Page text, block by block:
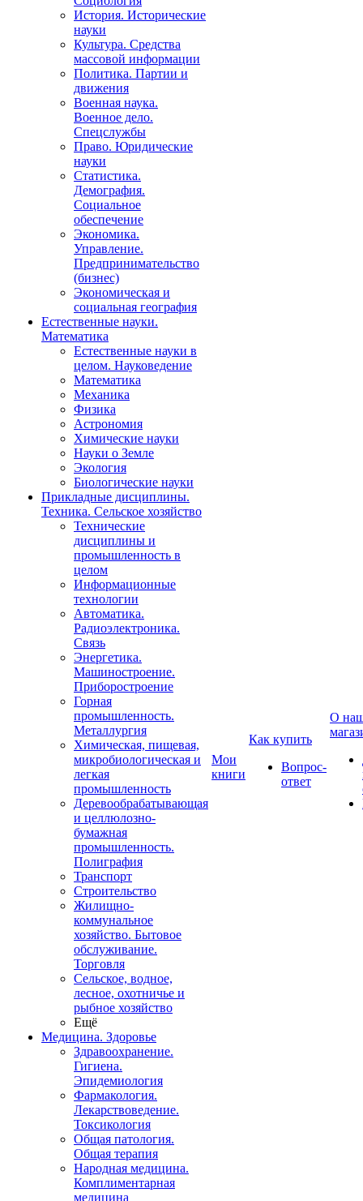
История. Исторические
науки
Культура. Средства
массовой информации
Политика. Партии и
движения
Военная наука.
Военное дело.
Спецслужбы
Право. Юридические
науки
Статистика.
Демография.
Социальное
обеспечение
Экономика.
Управление.
Предпринимательство
(бизнес)
Экономическая и
социальная география
Естественные науки.
Математика
Естественные науки в
целом. Науковедение
Математика
Механика
Физика
Астрономия
Химические науки
Науки о Земле
Экология
Биологические науки
Прикладные дисциплины.
Техника. Сельское хозяйство
Технические
дисциплины и
промышленность в
целом
Информационные
технологии
Автоматика.
Радиоэлектроника.
Связь
Энергетика.
Машиностроение.
Приборостроение
Горная
промышленность.
Металлургия
Химическая, пищевая,
микробиологическая и
легкая
промышленность
Деревообрабатывающая
и целлюлозно-
бумажная
промышленность.
Полиграфия
Транспорт
Строительство
Жилищно-
коммунальное
хозяйство. Бытовое
обслуживание.
Торговля
Сельское, водное,
лесное, охотничье и
рыбное хозяйство
Ещё
Медицина. Здоровье
Здравоохранение.
Гигиена.
Эпидемиология
Фармакология.
Лекарствоведение.
Токсикология
Общая патология.
Общая терапия
Народная медицина.
Комплиментарная
медицина
Мои
книги
Как купить
Вопрос-
ответ
О